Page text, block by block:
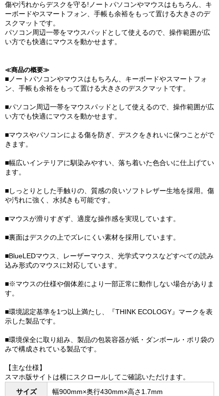
傷や汚れからデスクを守る!ノートパソコンやマウスはもちろん、キ
ーボードやスマートフォン、手帳も余裕をもって置ける大きさのデ
スクマットです。
パソコン周辺一帯をマウスパッドとして使えるので、操作範囲が広
い方でも快適にマウスを動かせます。
≪商品の概要≫
■ノートパソコンやマウスはもちろん、キーボードやスマートフォ
ン、手帳も余裕をもって置ける大きさのデスクマットです。
■パソコン周辺一帯をマウスパッドとして使えるので、操作範囲が広
い方でも快適にマウスを動かせます。
■マウスやパソコンによる傷を防ぎ、デスクをきれいに保つことがで
きます。
■幅広いインテリアに馴染みやすい、落ち着いた色合いに仕上げてい
ます。
■しっとりとした手触りの、質感の良いソフトレザー生地を採用。傷
や汚れに強く、水拭きも可能です。
■マウスが滑りすぎず、適度な操作感を実現しています。
■裏面はデスクの上でズレにくい素材を採用しています。
■BlueLEDマウス、レーザーマウス、光学式マウスなどすべての読み
込み形式のマウスに対応しています。
■※マウスの仕様や個体差により一部正常に動作しない場合がありま
す。
■環境認定基準を1つ以上満たし、『THINK ECOLOGY』マークを表
示した製品です。
■環境保全に取り組み、製品の包装容器が紙・ダンボール・ポリ袋の
みで構成されている製品です。
【主な仕様】
スマホ版サイトは横にスクロールしてご確認いただけます。
サイズ
幅900mm×奥行430mm×高さ1.7mm